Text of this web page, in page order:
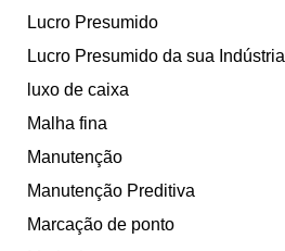
Lucro Presumido
Lucro Presumido da sua Indústria
luxo de caixa
Malha fina
Manutenção
Manutenção Preditiva
Marcação de ponto